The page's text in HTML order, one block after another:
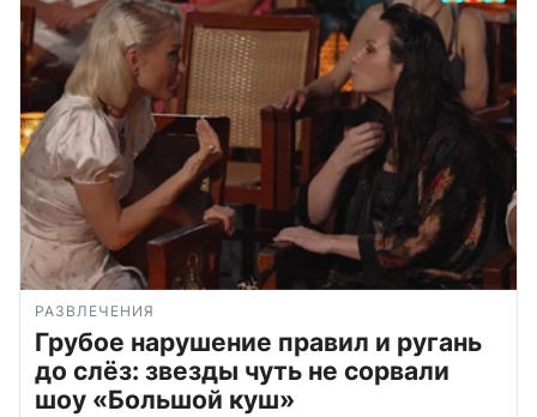
РАЗВЛЕЧЕНИЯ
Грубое нарушение правил и ругань
до слёз: звезды чуть не сорвали
шоу «Большой куш»